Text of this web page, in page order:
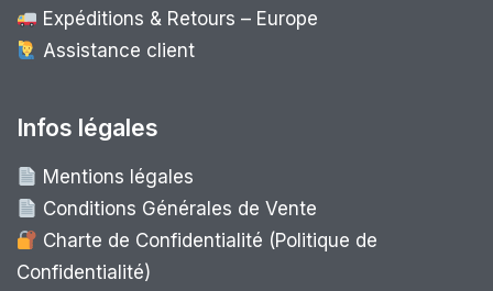
Expéditions & Retours – Europe
Assistance client
Infos légales
Mentions légales
Conditions Générales de Vente
Charte de Confidentialité (Politique de
Confidentialité)